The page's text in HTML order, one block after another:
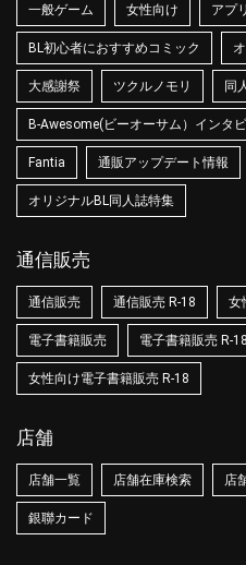
一般ゲーム 女性向け アプリ
BL初心者におすすめコミック
大感謝祭 ツクルノモリ 同
B-Awesome(ビーオーサム）インタ
Fantia 通販アップデート情報
オリジナルBL同人誌特集
通信販売
通信販売 通信販売 R-18 女
電子書籍販売 電子書籍販売 R-18
女性向け電子書籍販売 R-18
店舗
店舗一覧 店舗在庫検索 店
銀聯カード